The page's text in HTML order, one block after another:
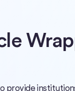
provide